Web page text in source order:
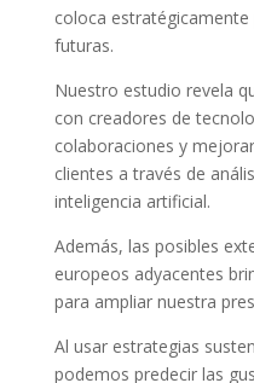
coloca
futuras.
Nuestro estudio revela
con creadores de
colaboraciones y
clientes a través de
inteligencia artificial.
Además, las posibles
europeos adyacentes
para ampliar nuestra
Al usar estrategias
podemos predecir las